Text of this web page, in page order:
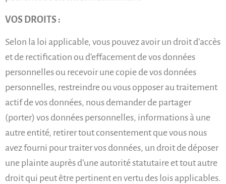
VOS DROITS :
Selon la loi applicable, vous pouvez avoir un droit d’accès
et de rectification ou d’effacement de vos données
personnelles ou recevoir une copie de vos données
personnelles, restreindre ou vous opposer au traitement
actif de vos données, nous demander de partager
(porter) vos données personnelles, informations à une
autre entité, retirer tout consentement que vous nous
avez fourni pour traiter vos données, un droit de déposer
une plainte auprès d’une autorité statutaire et tout autre
droit qui peut être pertinent en vertu des lois applicables.